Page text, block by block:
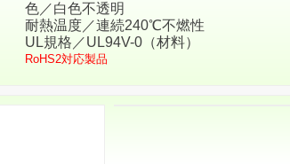
色／白色不透明
耐熱温度／連続240℃不燃性
UL規格／UL94V-0（材料）
RoHS2対応製品